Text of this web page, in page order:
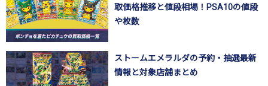
取価格推移と値段相場！PSA10の値段
や枚数
ストームエメラルダの予約・抽選最新
情報と対象店舗まとめ